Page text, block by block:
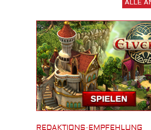
Download Spiele
3D Spiele
Tablet Spiele
Android Spiele
iPhone Spiele
iOS Spiele
ALLE
REDAKTIONS-EMPFEHLUNG